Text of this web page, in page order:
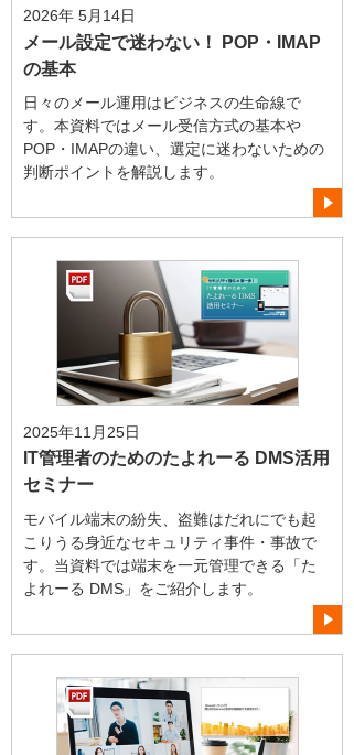
2026年 5月14日
メール設定で迷わない！ POP・IMAP
の基本
日々のメール運用はビジネスの生命線で
す。本資料ではメール受信方式の基本や
POP・IMAPの違い、選定に迷わないための
判断ポイントを解説します。
2025年11月25日
IT管理者のためのたよれーる DMS活用
セミナー
モバイル端末の紛失、盗難はだれにでも起
こりうる身近なセキュリティ事件・事故で
す。当資料では端末を一元管理できる「た
よれーる DMS」をご紹介します。